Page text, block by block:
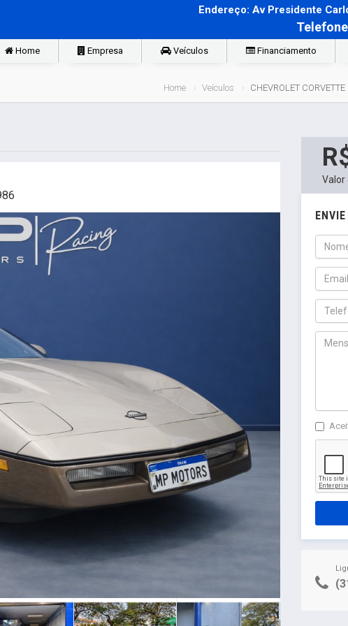
Endereço: Av Presidente
Home Empresa Veículos Financiamento
Home Veículos CHEVROLET
Valor